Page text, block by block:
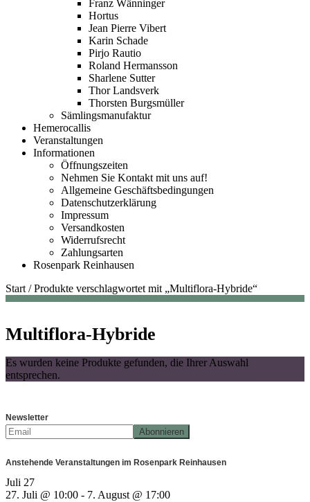
Franz Wänninger
Hortus
Jean Pierre Vibert
Karin Schade
Pirjo Rautio
Roland Hermansson
Sharlene Sutter
Thor Landsverk
Thorsten Burgsmüller
Sämlingsmanufaktur
Hemerocallis
Veranstaltungen
Informationen
Öffnungszeiten
Nehmen Sie Kontakt mit uns auf!
Allgemeine Geschäftsbedingungen
Datenschutzerklärung
Impressum
Versandkosten
Widerrufsrecht
Zahlungsarten
Rosenpark Reinhausen
Start /Produkte verschlagwortet mit „Multiflora-Hybride“
Multiflora-Hybride
Es wurden keine Produkte gefunden, die Ihrer Auswahl
entsprechen.
Newsletter
Anstehende Veranstaltungen im Rosenpark Reinhausen
Juli 27
27. Juli @ 10:00 - 7. August @ 17:00